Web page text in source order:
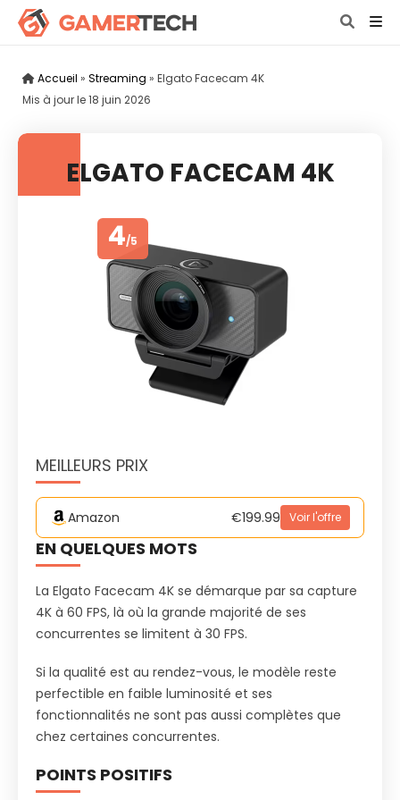
Accueil » Streaming » Elgato Facecam 4K
Mis à jour le18 juin 2026
ELGATO FACECAM 4K
4/5
MEILLEURS PRIX
Amazon €199.99 Voir l'offre
EN QUELQUES MOTS
La Elgato Facecam 4K se démarque par sa capture
4K à 60 FPS, là où la grande majorité de ses
concurrentes se limitent à 30 FPS.
Si la qualité est au rendez-vous, le modèle reste
perfectible en faible luminosité et ses
fonctionnalités ne sont pas aussi complètes que
chez certaines concurrentes.
POINTS POSITIFS